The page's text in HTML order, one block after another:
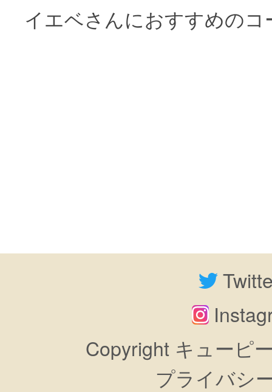
イエベさんにおすすめの
Copyright キューピ
プライバシ